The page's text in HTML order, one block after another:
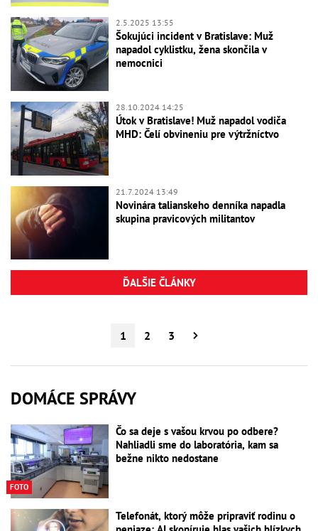
2.5.2025 13:55
Šokujúci incident v Bratislave: Muž
napadol cyklistku, žena skončila v
nemocnici
28.10.2024 14:25
Útok v Bratislave! Muž napadol vodiča
MHD: Čelí obvineniu pre výtržníctvo
21.7.2024 13:49
Novinára talianskeho denníka napadla
skupina pravicových militantov
ĎALŠIE ČLÁNKY
1 2 3
DOMÁCE SPRÁVY
FOTO
Čo sa deje s vašou krvou po odbere?
Nahliadli sme do laboratória, kam sa
bežne nikto nedostane
Telefonát, ktorý môže pripraviť rodinu o